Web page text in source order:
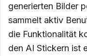
generierten Bilder
sammelt aktiv
die Funktionalität
den AI Stickern ist